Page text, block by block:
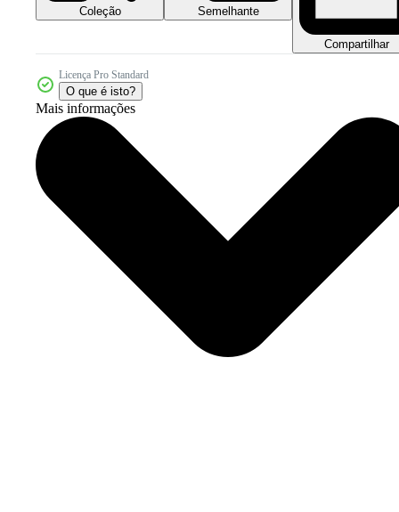
Coleção Semelhante
Compartilhar
Licença Pro Standard
O que é isto?
Mais informações